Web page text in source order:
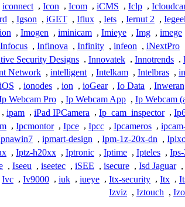
,
Iclp
,
iCMS
,
Icom
,
Icon
,
iconnect
,
Iernut 2
,
Iets
,
Iflux
,
iGET
,
Igson
,
imege
,
Img
,
Imieye
,
iminicam
,
Imogen
,
iNextPro
,
infeon
,
Infinity
,
Infinova
,
Infocus
,
Innotrends
,
Innovatek
,
Security Designs
,
Intelbras
,
Intelkam
,
intelligent
,
Network
,
Io Data
,
ioGear
,
ion
,
ionodes
,
iOS
Ip Webcam
,
Ip Webcam App
,
Webcam Pro
,
Ip_cam_inspector
,
iPad IPCamera
,
ipam
,
,
Ipcameros
,
Ipcc
,
Ipce
,
Ipcmontor
,
,
Ipm-1z-20x-dn
,
ipmart-design
,
,
Ipteles
,
Iptime
,
Iptronic
,
Iptz-h20xx
,
,
Isd Jaguar
,
isecure
,
iSEE
,
iseetec
,
Iseeu
,
,
Itx
,
Itx-security
,
iueye
,
iuk
,
Iv9000
,
Ivc
,
Iztouch
,
Izviz